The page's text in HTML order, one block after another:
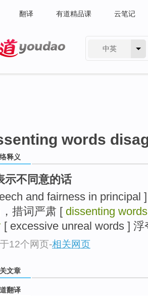
翻译 有道精品课 云笔记
中英
words
释义
示不同意的话
and fairness in principal
措词严肃 [ dissenting
[ excessive unreal words ]
12个网页-相关网页
文章
翻译